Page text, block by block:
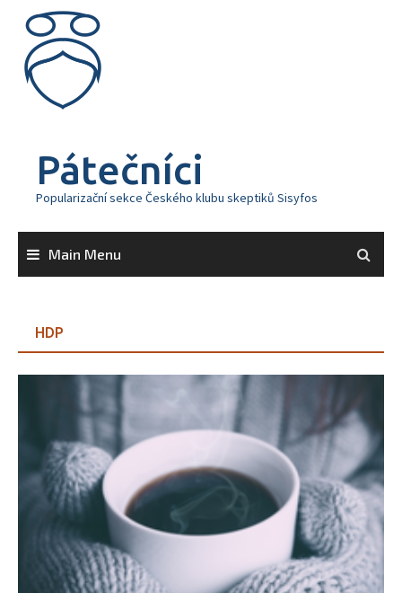
content
Pátečníci
Popularizační sekce Českého klubu skeptiků Sisyfos
Main Menu
HDP